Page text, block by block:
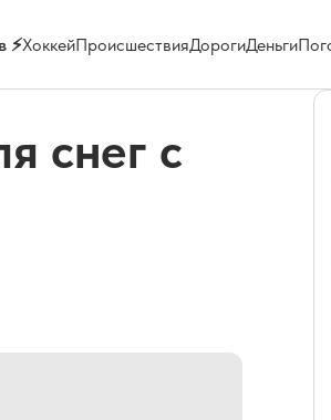
⚡ХоккейПроисшествияДорогиДеньги
снег с